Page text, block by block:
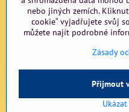
Facebook Instagram
nebo jiných zemích.
cookie“ vyjadřujete svůj
můžete najít podrobné
Zásady
Přijmout